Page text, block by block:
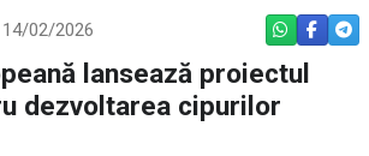
02/2026 WHATSAPP
lansează proiectul
dezvoltarea cipurilor